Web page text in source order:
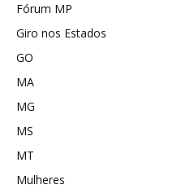
Fórum MP
Giro nos Estados
GO
MA
MG
MS
MT
Mulheres